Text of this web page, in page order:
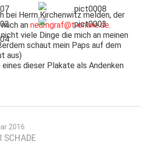
bei Herrn Kirchenwitz melden, der
mich anneumgraf@t-online.de.
viele Dinge die mich an meinen
schaut mein Paps auf dem
aus)
dieser Plakate als Andenken
2016
SCHADE